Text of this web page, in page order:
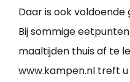
Daar is ook
Bij sommige
maaltijden thuis af te
www.kampen.nl treft